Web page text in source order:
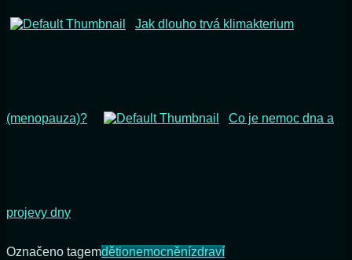
Jak dlouho trvá klimakterium
(menopauza)? Co je nemoc dna a
projevy dny
Označeno tagemdětionemocněnízdraví